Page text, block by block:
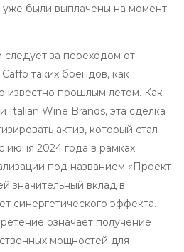
уже были выплачены на момент
следует за переходом от
таких брендов, как
известно прошлым летом. Как
Italian Wine Brands, эта сделка
актив, который стал
июня 2024 года в рамках
под названием «Проект
значительный вклад в
синергетического эффекта.
означает получение
мощностей для